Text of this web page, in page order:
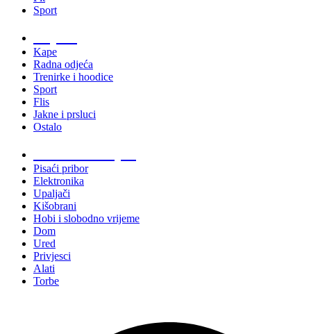
Sport
Kape
Radna odjeća
Trenirke i hoodice
Sport
Flis
Jakne i prsluci
Ostalo
Pisaći pribor
Elektronika
Upaljači
Kišobrani
Hobi i slobodno vrijeme
Dom
Ured
Privjesci
Alati
Torbe